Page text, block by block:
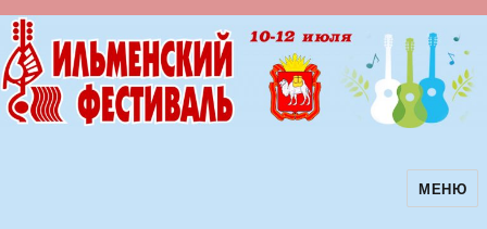
Ильменский фестиваль авторскойМЕНЮ